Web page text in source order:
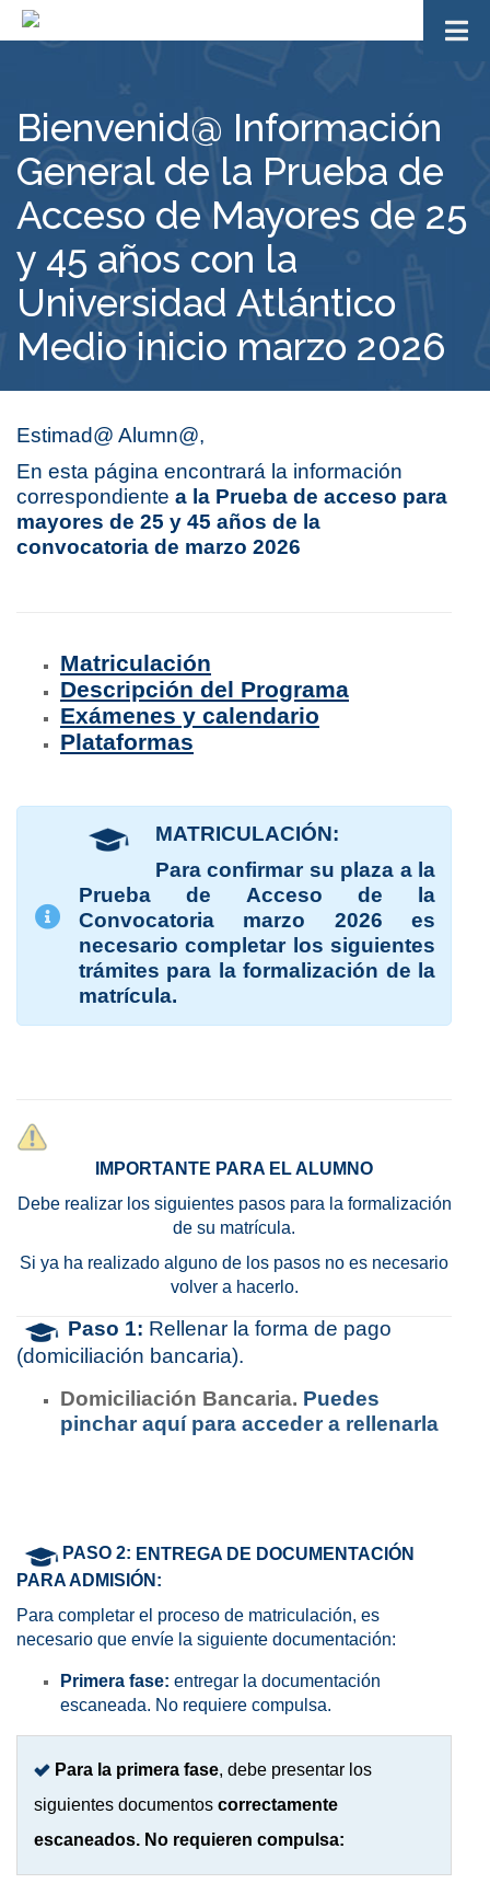
Bienvenid@ Información
General de la Prueba de
Acceso de Mayores de 25
y 45 años con la
Universidad Atlántico
Medio inicio marzo 2026
Estimad@ Alumn@,
En esta página encontrará la información
correspondiente a la Prueba de acceso para
mayores de 25 y 45 años de la
convocatoria de marzo 2026
Matriculación
Descripción del Programa
Exámenes y calendario
Plataformas
MATRICULACIÓN:
Para confirmar su plaza a la
Prueba de Acceso de la
Convocatoria marzo 2026 es
necesario completar los siguientes
trámites para la formalización de la
matrícula.
IMPORTANTE PARA EL ALUMNO
Debe realizar los siguientes pasos para la formalización
de su matrícula.
Si ya ha realizado alguno de los pasos no es necesario
volver a hacerlo.
Paso 1: Rellenar la forma de pago
(domiciliación bancaria).
Domiciliación Bancaria. Puedes
pinchar aquí para acceder a rellenarla
PASO 2: ENTREGA DE DOCUMENTACIÓN
PARA ADMISIÓN:
Para completar el proceso de matriculación, es
necesario que envíe la siguiente documentación:
Primera fase: entregar la documentación
escaneada. No requiere compulsa.
Para la primera fase, debe presentar los
siguientes documentos correctamente
escaneados. No requieren compulsa: